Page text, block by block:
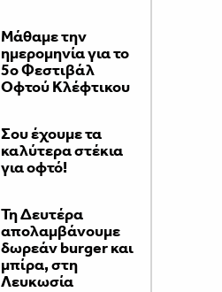
Μάθαμε την
ημερομηνία για το
5ο Φεστιβάλ
Οφτού Κλέφτικου
Σου έχουμε τα
καλύτερα στέκια
για οφτό!
Τη Δευτέρα
απολαμβάνουμε
δωρεάν burger και
μπίρα, στη
Λευκωσία